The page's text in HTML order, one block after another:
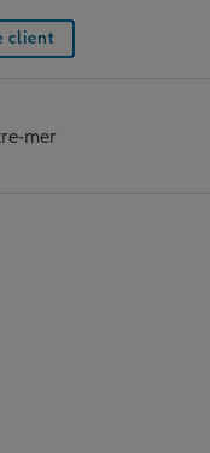
client
mer